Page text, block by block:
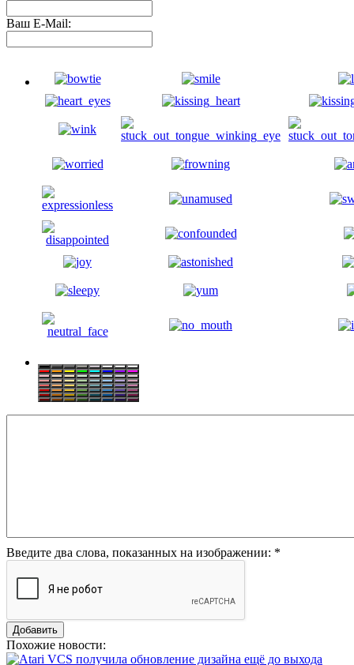
Ваш E-Mail:
Введите два слова, показанных на изображении: *
Похожие новости: